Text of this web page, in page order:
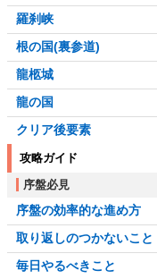
羅刹峡
根の国(裏参道)
龍柩城
龍の国
クリア後要素
攻略ガイド
序盤必見
序盤の効率的な進め方
取り返しのつかないこと
毎日やるべきこと